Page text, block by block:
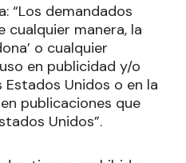
“Los demandados
cualquier manera, la
o cualquier
en publicidad y/o
Unidos o en la
publicaciones que
Unidos”.